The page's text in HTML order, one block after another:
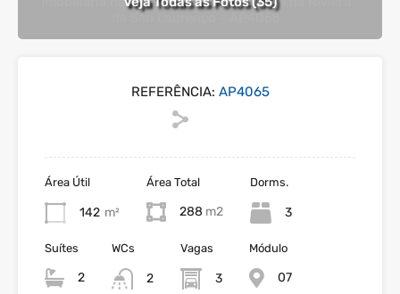
REFERÊNCIA: AP4065
Dorms.
3
WCs
2
Vagas
3
Área Útil
142 m²
Área Total
288
Suítes
2
Módulo
07